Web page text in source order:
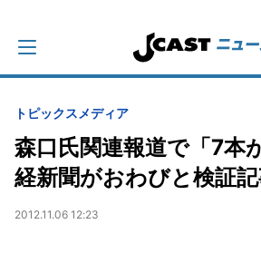
トピックス メディア
森口氏関連報道で「7本
経新聞がおわびと検証
2012.11.06 12:23